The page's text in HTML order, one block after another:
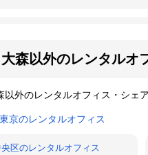
大森以外のレンタルオ
以外のレンタルオフィス・シェ
東京のレンタルオフィス
区のレンタルオフィス